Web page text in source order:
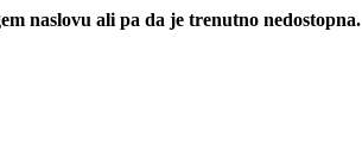
naslovu ali pa da je trenutno nedostopna.